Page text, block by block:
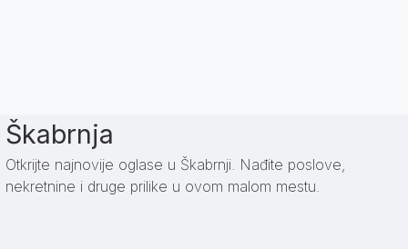
Škabrnja
Otkrijte najnovije oglase u Škabrnji. Nađite poslove,
nekretnine i druge prilike u ovom malom mestu.